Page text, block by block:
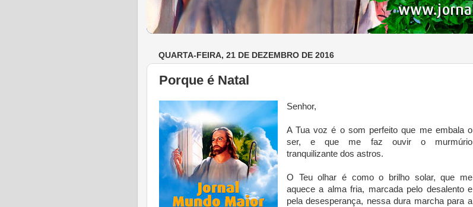
QUARTA-FEIRA, 21 DE DEZEMBRO DE 2016
Porque é Natal
Senhor,
A Tua voz é o som perfeito que me embala o
ser, e que me faz ouvir o murmúrio
tranquilizante dos astros.
O Teu olhar é como o brilho solar, que me
aquece a alma fria, marcada pelo desalento e
pela desesperança, nessa dura marcha para a